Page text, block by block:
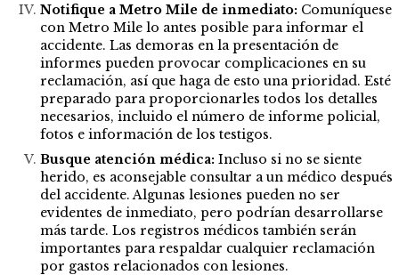
Notifique a Metro Mile de inmediato: Comuníquese
con Metro Mile lo antes posible para informar el
accidente. Las demoras en la presentación de
informes pueden provocar complicaciones en su
reclamación, así que haga de esto una prioridad. Esté
preparado para proporcionarles todos los detalles
necesarios, incluido el número de informe policial,
fotos e información de los testigos.
Busque atención médica: Incluso si no se siente
herido, es aconsejable consultar a un médico después
del accidente. Algunas lesiones pueden no ser
evidentes de inmediato, pero podrían desarrollarse
más tarde. Los registros médicos también serán
importantes para respaldar cualquier reclamación
por gastos relacionados con lesiones.